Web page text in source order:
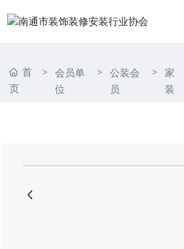
首
页
会员单
位
公装会
员
家
装